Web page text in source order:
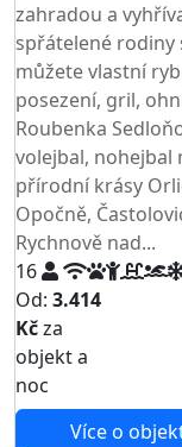
zahradou a
spřátelené rodiny
můžete vlastní
posezení, gril,
Roubenka
volejbal, nohejbal
přírodní krásy
Opočně,
Rychnově nad...
16
Od: 3.414
Kčza
objekt a
noc
Více o